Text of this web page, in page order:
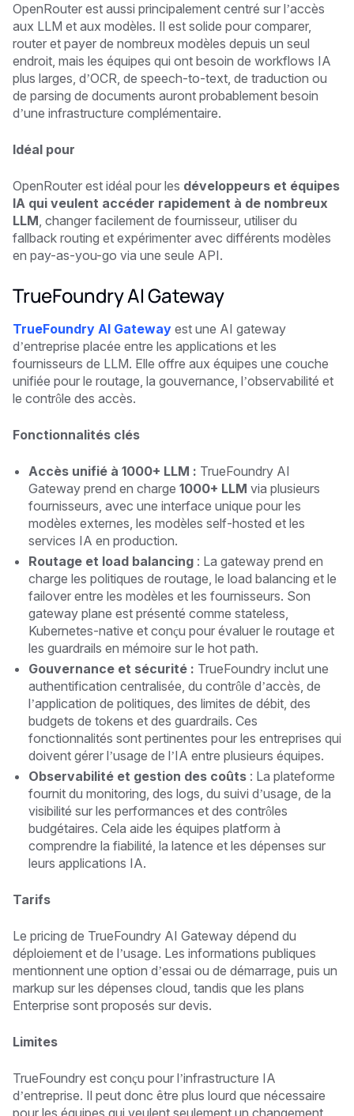
OpenRouter est aussi principalement centré sur l’accès
aux LLM et aux modèles. Il est solide pour comparer,
router et payer de nombreux modèles depuis un seul
endroit, mais les équipes qui ont besoin de workflows IA
plus larges, d’OCR, de speech-to-text, de traduction ou
de parsing de documents auront probablement besoin
d’une infrastructure complémentaire.
Idéal pour
OpenRouter est idéal pour les développeurs et équipes
IA qui veulent accéder rapidement à de nombreux
LLM, changer facilement de fournisseur, utiliser du
fallback routing et expérimenter avec différents modèles
en pay-as-you-go via une seule API.
TrueFoundry AI Gateway
TrueFoundry AI Gateway est une AI gateway
d’entreprise placée entre les applications et les
fournisseurs de LLM. Elle offre aux équipes une couche
unifiée pour le routage, la gouvernance, l’observabilité et
le contrôle des accès.
Fonctionnalités clés
Accès unifié à 1000+ LLM : TrueFoundry AI
Gateway prend en charge 1000+ LLM via plusieurs
fournisseurs, avec une interface unique pour les
modèles externes, les modèles self-hosted et les
services IA en production.
Routage et load balancing : La gateway prend en
charge les politiques de routage, le load balancing et le
failover entre les modèles et les fournisseurs. Son
gateway plane est présenté comme stateless,
Kubernetes-native et conçu pour évaluer le routage et
les guardrails en mémoire sur le hot path.
Gouvernance et sécurité : TrueFoundry inclut une
authentification centralisée, du contrôle d’accès, de
l’application de politiques, des limites de débit, des
budgets de tokens et des guardrails. Ces
fonctionnalités sont pertinentes pour les entreprises qui
doivent gérer l’usage de l’IA entre plusieurs équipes.
Observabilité et gestion des coûts : La plateforme
fournit du monitoring, des logs, du suivi d’usage, de la
visibilité sur les performances et des contrôles
budgétaires. Cela aide les équipes platform à
comprendre la fiabilité, la latence et les dépenses sur
leurs applications IA.
Tarifs
Le pricing de TrueFoundry AI Gateway dépend du
déploiement et de l’usage. Les informations publiques
mentionnent une option d’essai ou de démarrage, puis un
markup sur les dépenses cloud, tandis que les plans
Enterprise sont proposés sur devis.
Limites
TrueFoundry est conçu pour l’infrastructure IA
d’entreprise. Il peut donc être plus lourd que nécessaire